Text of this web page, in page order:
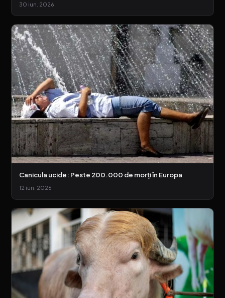
30 iun. 2026
Canicula ucide: Peste 200.000 de morți în Europa
12 iun. 2026